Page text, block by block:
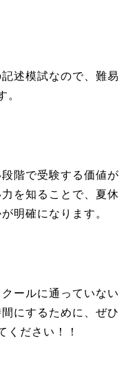
述模試なので、難易
。
階で受験する価値が
を知ることで、夏休
明確になります。
ールに通っていない
にするために、ぜひ
ください！！